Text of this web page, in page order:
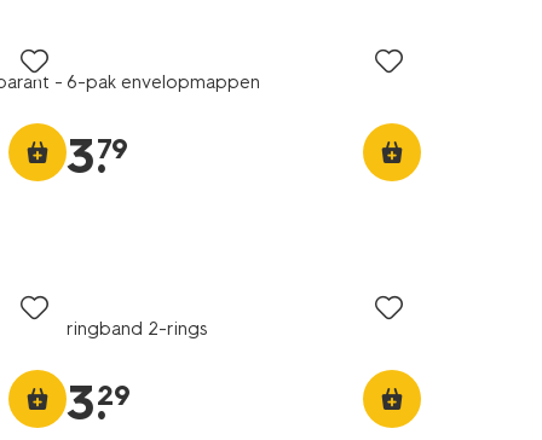
- 6-pak envelopmappen
3.
79
ringband 2-rings
3.
29